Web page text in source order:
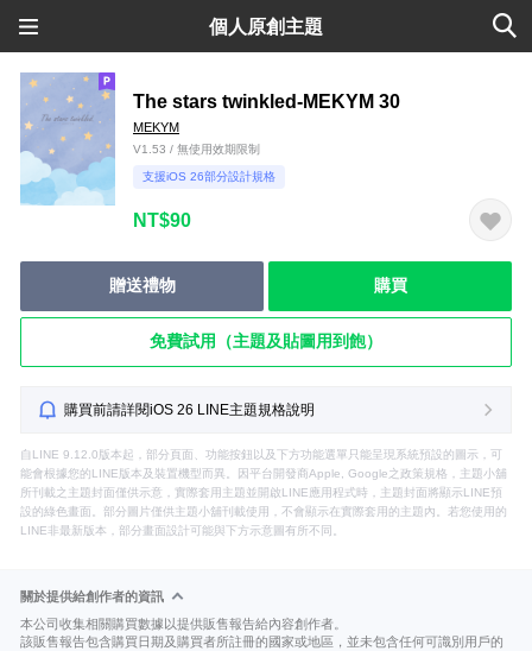
個人原創主題
The stars twinkled-MEKYM 30
MEKYM
V1.53 / 無使用效期限制
支援iOS 26部分設計規格
NT$90
贈送禮物 購買
免費試用（主題及貼圖用到飽）
購買前請詳閱iOS 26 LINE主題規格說明
自LINE 9.12.0版本起，部分頁面、功能按鈕以及下方功能選單只能呈現系統預設的圖示，可
能會根據您的LINE版本及裝置機型而異。因平台開發商Apple, Google之政策規格，主題小舖
所刊載之主題封面僅供示意，實際套用主題並開啟LINE應用程式時，主題封面將顯示LINE預
設的綠色畫面。部分圖片僅供主題小舖刊載使用，不會顯示在實際套用的主題內。若您使用的
LINE非最新版本，部分畫面設計可能與下方示意圖有所不同。
關於提供給創作者的資訊
本公司收集相關購買數據以提供販售報告給內容創作者。
該販售報告包含購買日期及購買者所註冊的國家或地區，並未包含任何可識別用戶的